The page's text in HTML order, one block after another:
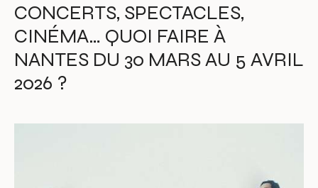
CONCERTS, SPECTACLES,
CINÉMA… QUOI FAIRE À
NANTES DU 30 MARS AU 5 AVRIL
2026 ?